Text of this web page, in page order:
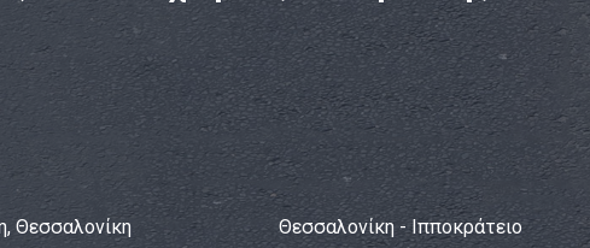
Θεσσαλονίκη Θεσσαλονίκη - Ιπποκράτειο